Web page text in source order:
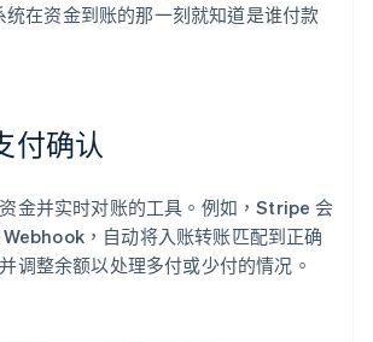
统在资金到账的那一刻就知道是谁付款
付确认
金并实时对账的工具。例如，Stripe 会
，自动将入账转账匹配到正确
调整余额以处理多付或少付的情况。